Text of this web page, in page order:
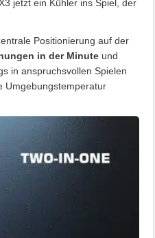
jetzt ein Kühler ins Spiel, der
Positionierung auf der
in der Minute und
in anspruchsvollen Spielen
Umgebungstemperatur